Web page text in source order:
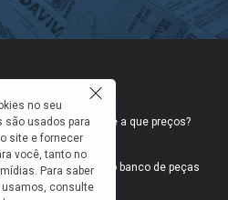
compro ingressos e a que preços?
perguntas, criamos o banco de peças
no seu
são usados para
site e fornecer
você, tanto no
Para saber
consulte